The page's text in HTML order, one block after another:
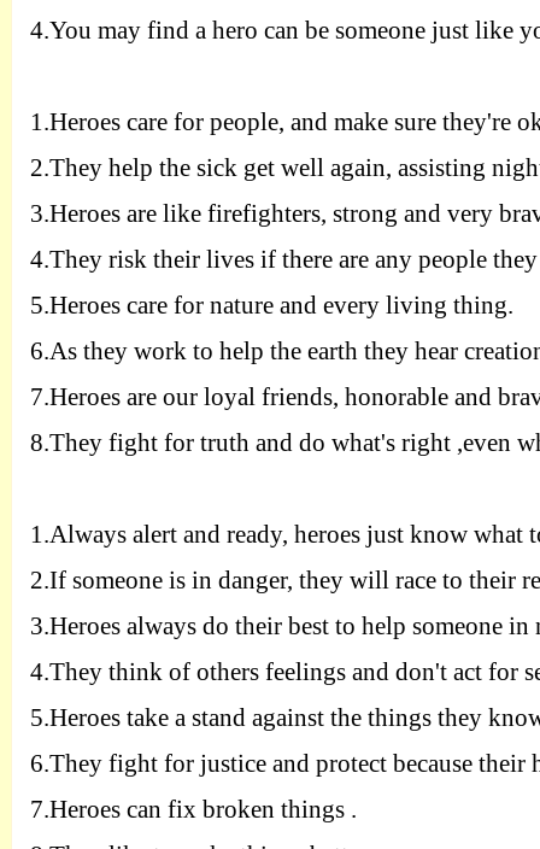
4.You may find a hero can be someone just like
1.Heroes care for people, and make sure they're
2.They help the sick get well again, assisting
3.Heroes are like firefighters, strong and very
4.They risk their lives if there are any people they
5.Heroes care for nature and every living thing.
6.As they work to help the earth they hear
7.Heroes are our loyal friends, honorable and
8.They fight for truth and do what's right ,even
1.Always alert and ready, heroes just know what
2.If someone is in danger, they will race to their
3.Heroes always do their best to help someone in
4.They think of others feelings and don't act for
5.Heroes take a stand against the things they
6.They fight for justice and protect because their
7.Heroes can fix broken things .